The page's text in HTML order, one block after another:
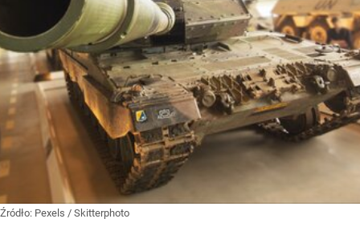
Źródło: Pexels / Skitterphoto